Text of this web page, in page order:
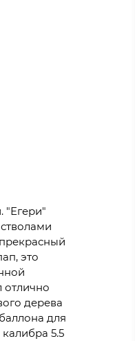
"Егери"
это
отлично
дерева
для
5.5